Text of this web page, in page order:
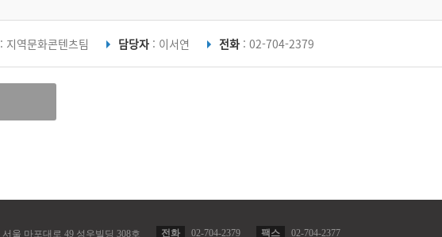
: 지역문화콘텐츠팀 담당자 : 이서연 전화 : 02-704-2379
서울 마포대로 49 성우빌딩 308호 전화 02-704-2379 팩스 02-704-2377